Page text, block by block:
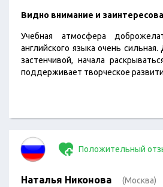
Видно внимание и
Учебная атмосфера
английского языка очень
застенчивой, начала
поддерживает творческое
Положительный
Наталья Никонова (Москва)